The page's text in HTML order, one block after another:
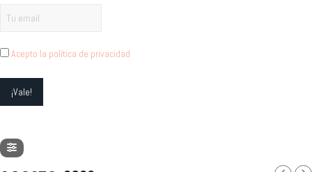
Acepto la política de privacidad